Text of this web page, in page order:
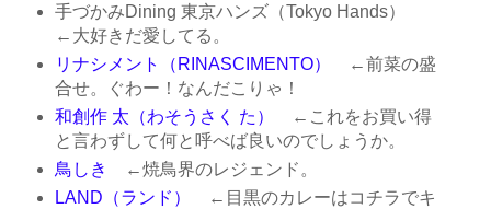
手づかみDining 東京ハンズ（Tokyo Hands）
←大好きだ愛してる。
リナシメント（RINASCIMENTO）
←前菜の盛
合せ。ぐわー！なんだこりゃ！
和創作 太（わそうさく た）
←これをお買い得
と言わずして何と呼べば良いのでしょうか。
鳥しき
←焼鳥界のレジェンド。
LAND（ランド）
←目黒のカレーはコチラでキ